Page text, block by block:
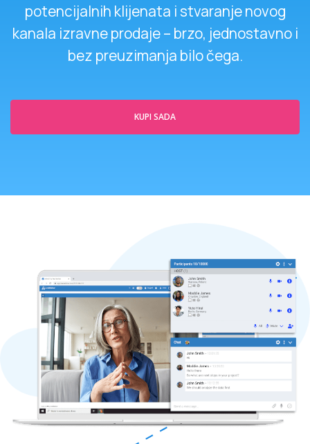
potencijalnih klijenata i stvaranje novog
kanala izravne prodaje – brzo, jednostavno i
bez preuzimanja bilo čega.
KUPI SADA